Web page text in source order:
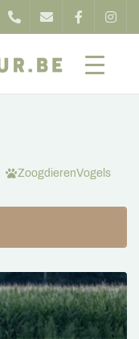
ZoogdierenVogels